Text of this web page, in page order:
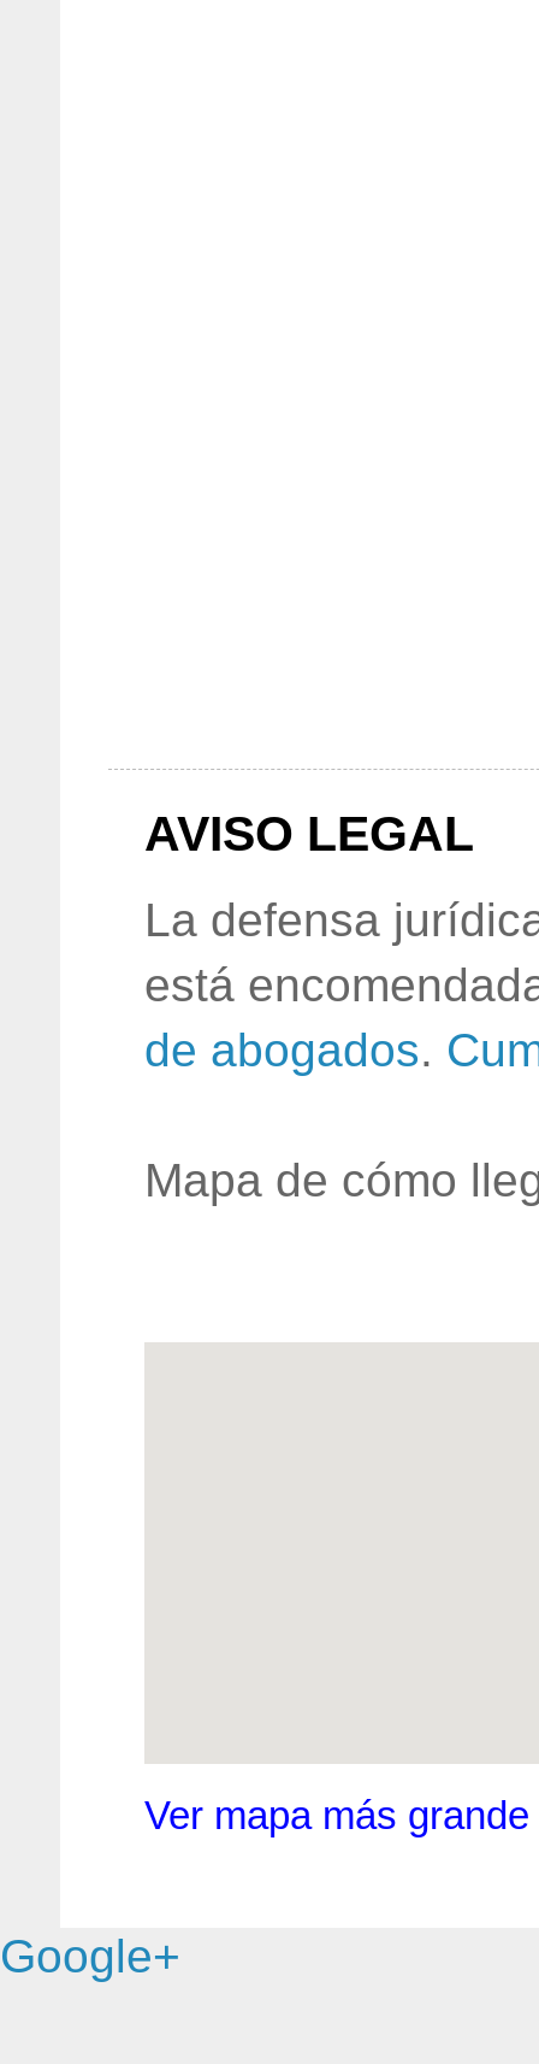
AVISO LEGAL
La defensa
está
de abogados.
Mapa de cómo
Ver mapa más grande
Google+